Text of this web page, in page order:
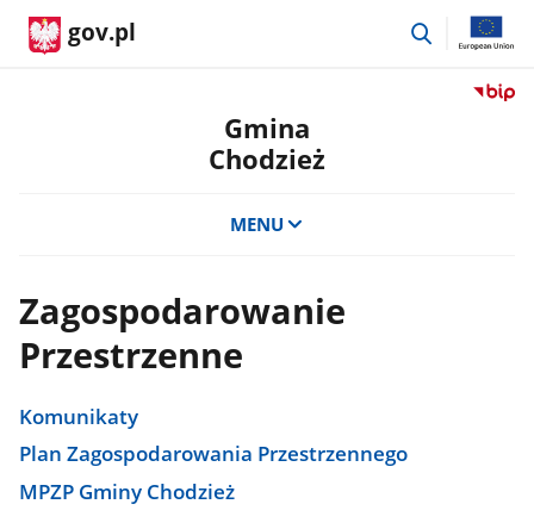
gov.pl
przejdź
Przejdź
Gmina
Chodzież
MENU
Zagospodarowanie
Przestrzenne
Komunikaty
Plan Zagospodarowania Przestrzennego
MPZP Gminy Chodzież